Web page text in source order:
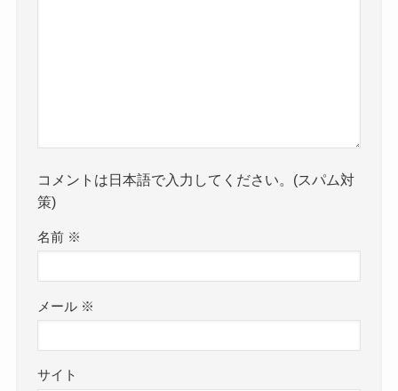
コメントは日本語で入力してください。(スパム対
策)
名前 ※
メール ※
サイト